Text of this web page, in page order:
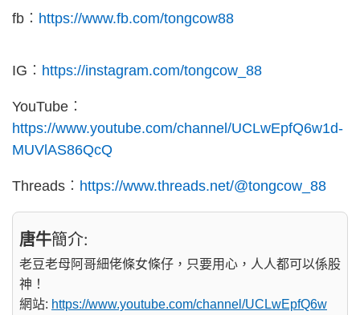
fb︰ https://www.fb.com/tongcow88
IG︰ https://instagram.com/tongcow_88
YouTube︰
https://www.youtube.com/channel/UCLwEpfQ6w1d-
MUVlAS86QcQ
Threads︰ https://www.threads.net/@tongcow_88
唐牛簡介:
老豆老母阿哥細佬條女條仔，只要用心，人人都可以係股
神！
網站: https://www.youtube.com/channel/UCLwEpfQ6w